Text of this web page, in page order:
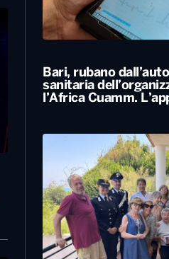
Bari, rubano
sanitaria
l’Africa Cuamm.